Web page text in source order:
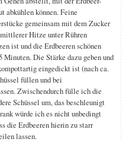
abkühlen können. Feine
gemeinsam mit dem Zucker
Hitze unter Rühren
ist und die Erdbeeren schönen
Minuten. Die Stärke dazu geben und
eingedickt ist (nach ca.
füllen und bei
Zwischendurch fülle ich die
Schüssel um, das beschleunigt
würde ich es nicht unbedingt
die Erdbeeren hierin zu starr
lassen.